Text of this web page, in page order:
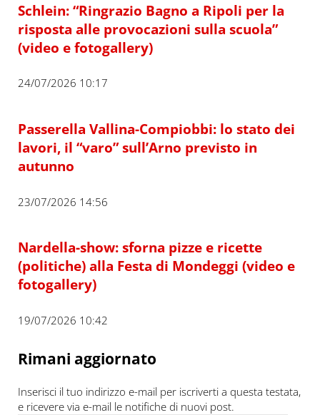
Schlein: “Ringrazio Bagno a Ripoli per la
risposta alle provocazioni sulla scuola”
(video e fotogallery)
24/07/2026 10:17
Passerella Vallina-Compiobbi: lo stato dei
lavori, il “varo” sull’Arno previsto in
autunno
23/07/2026 14:56
Nardella-show: sforna pizze e ricette
(politiche) alla Festa di Mondeggi (video e
fotogallery)
19/07/2026 10:42
Rimani aggiornato
Inserisci il tuo indirizzo e-mail per iscriverti a questa testata,
e ricevere via e-mail le notifiche di nuovi post.